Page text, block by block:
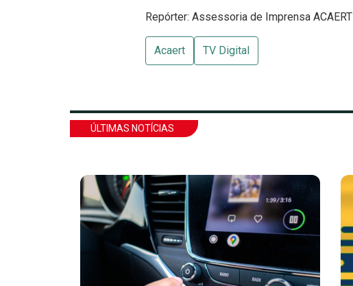
Repórter: Assessoria de Imprensa ACAERT
Acaert TV Digital
ÚLTIMAS NOTÍCIAS